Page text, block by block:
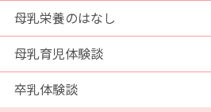
母乳栄養のはなし
母乳育児体験談
卒乳体験談